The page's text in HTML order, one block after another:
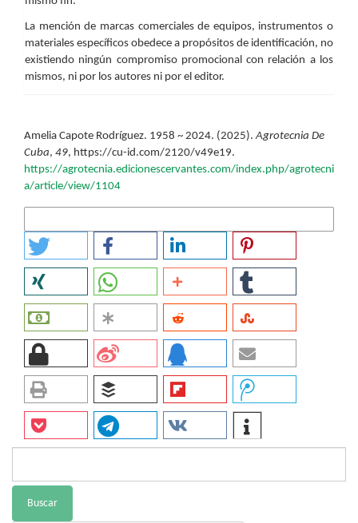
La mención de marcas comerciales de equipos, instrumentos o
materiales específicos obedece a propósitos de identificación, no
existiendo ningún compromiso promocional con relación a los
mismos, ni por los autores ni por el editor.
Amelia Capote Rodríguez. 1958 ~ 2024. (2025).Agrotecnia De
Cuba, 49, https://cu-id.com/2120/v49e19.
https://agrotecnia.edicionescervantes.com/index.php/agrotecni
a/article/view/1104
Buscar